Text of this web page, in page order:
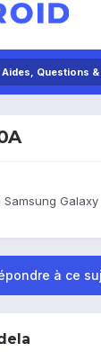
Questions
Samsung
à ce